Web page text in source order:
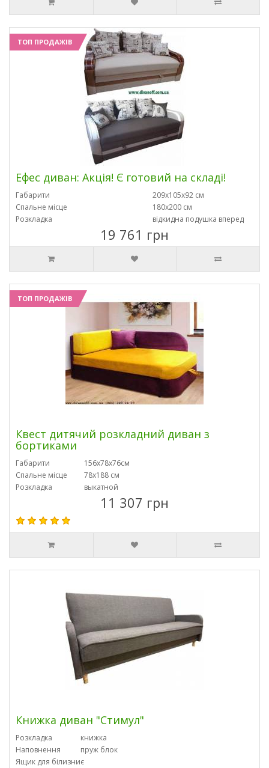
ТОП ПРОДАЖІВ
Ефес диван: Акція! Є готовий на складі!
Габарити
209х105х92 см
Спальне місце
180х200 см
Розкладка
відкидна подушка вперед
19 761 грн
ТОП ПРОДАЖІВ
Квест дитячий розкладний диван з
бортиками
Габарити
156х78х76см
Спальне місце
78х188 см
Розкладка
выкатной
11 307 грн
Книжка диван "Стимул"
Розкладка
книжка
Наповнення
пруж блок
Ящик для білизниє